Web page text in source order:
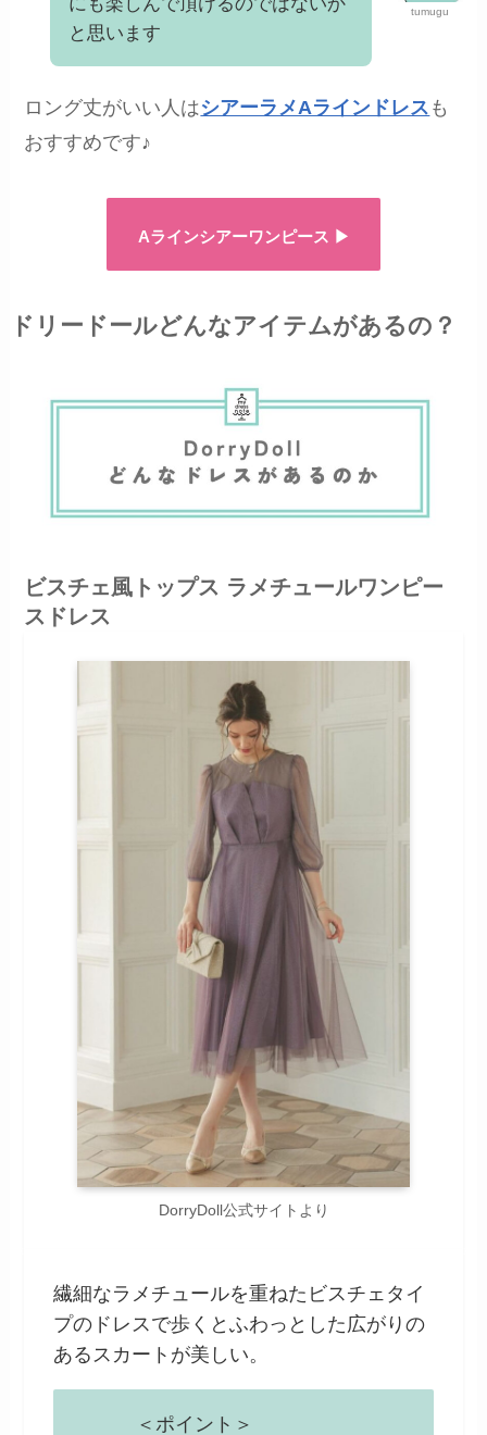
tumugu
と思います
ロング丈がいい人はシアーラメAラインドレス も
おすすめです♪
Aラインシアーワンピース ▶︎
ドリードールどんなアイテムがあるの？
ビスチェ風トップス ラメチュールワンピー
スドレス
DorryDoll公式サイトより
繊細なラメチュールを重ねたビスチェタイ
プのドレスで歩くとふわっとした広がりの
あるスカートが美しい。
＜ポイント＞